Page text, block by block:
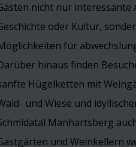
nicht nur interessante
oder Kultur,
für
hinaus finden
Hügelketten mit
und Wiese und
Manhartsberg
und Weinkellern